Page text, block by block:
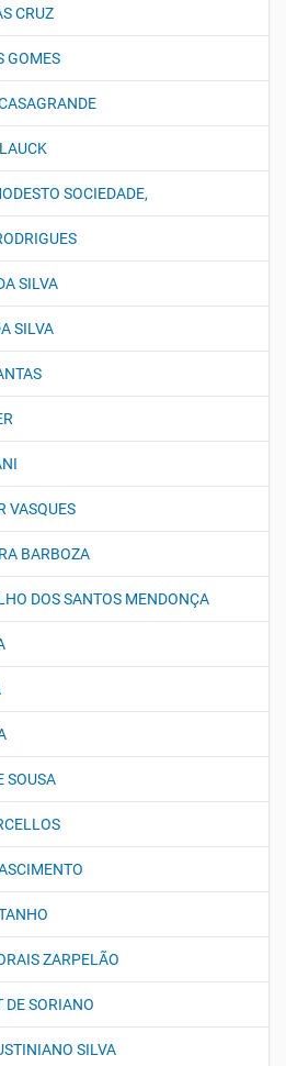
CRUZ
GOMES
SOCIEDADE,
SILVA
SILVA
VASQUES
BARBOZA
DOS SANTOS MENDONÇA
SOUSA
ZARPELÃO
SORIANO
SILVA